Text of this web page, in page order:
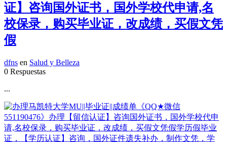
证】咨询国外证书，国外学校代申请,名
校保录，购买毕业证，改成绩，买假文凭
假
dfns en Salud y Belleza
0 Respuestas
...